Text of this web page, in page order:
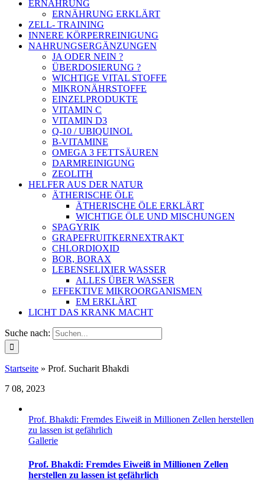
ERNÄHRUNG
ERNÄHRUNG ERKLÄRT
ZELL- TRAINING
INNERE KÖRPERREINIGUNG
NAHRUNGSERGÄNZUNGEN
JA ODER NEIN ?
ÜBERDOSIERUNG ?
WICHTIGE VITAL STOFFE
MIKRONÄHRSTOFFE
EINZELPRODUKTE
VITAMIN C
VITAMIN D3
Q-10 / UBIQUINOL
B-VITAMINE
OMEGA 3 FETTSÄUREN
DARMREINIGUNG
ZEOLITH
HELFER AUS DER NATUR
ÄTHERISCHE ÖLE
ÄTHERISCHE ÖLE ERKLÄRT
WICHTIGE ÖLE UND MISCHUNGEN
SPAGYRIK
GRAPEFRUITKERNEXTRAKT
CHLORDIOXID
BOR, BORAX
LEBENSELIXIER WASSER
ALLES ÜBER WASSER
EFFEKTIVE MIKROORGANISMEN
EM ERKLÄRT
LICHT DAS KRANK MACHT
Suche nach:
Startseite » Prof. Sucharit Bhakdi
7 08, 2023
Prof. Bhakdi: Fremdes Eiweiß in Millionen Zellen herstellen
zu lassen ist gefährlich
Gallerie
Prof. Bhakdi: Fremdes Eiweiß in Millionen Zellen
herstellen zu lassen ist gefährlich